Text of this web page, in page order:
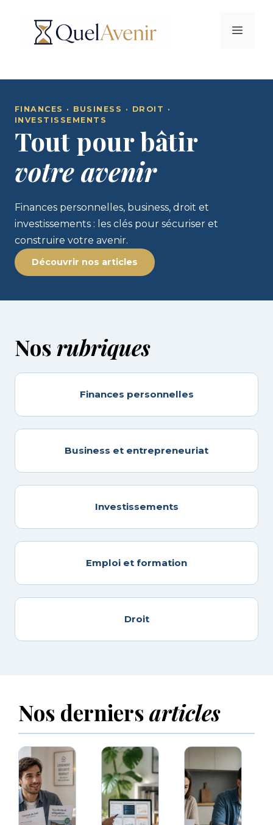
contenu
Menu
FINANCES · BUSINESS · DROIT ·
INVESTISSEMENTS
Tout pour bâtir
votre avenir
Finances personnelles, business, droit et
investissements : les clés pour sécuriser et
construire votre avenir.
Découvrir nos articles
Nos rubriques
Finances personnelles
Business et entrepreneuriat
Investissements
Emploi et formation
Droit
Nos derniersarticles